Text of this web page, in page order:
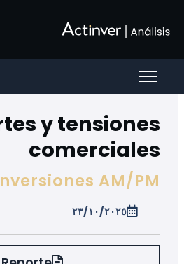
y tensiones
comerciales
AM/PM
٢٣/١٠/٢٠٢٥